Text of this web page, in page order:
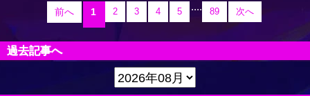
前へ 1 2 3 4 5 .... 89 次へ
過去記事へ